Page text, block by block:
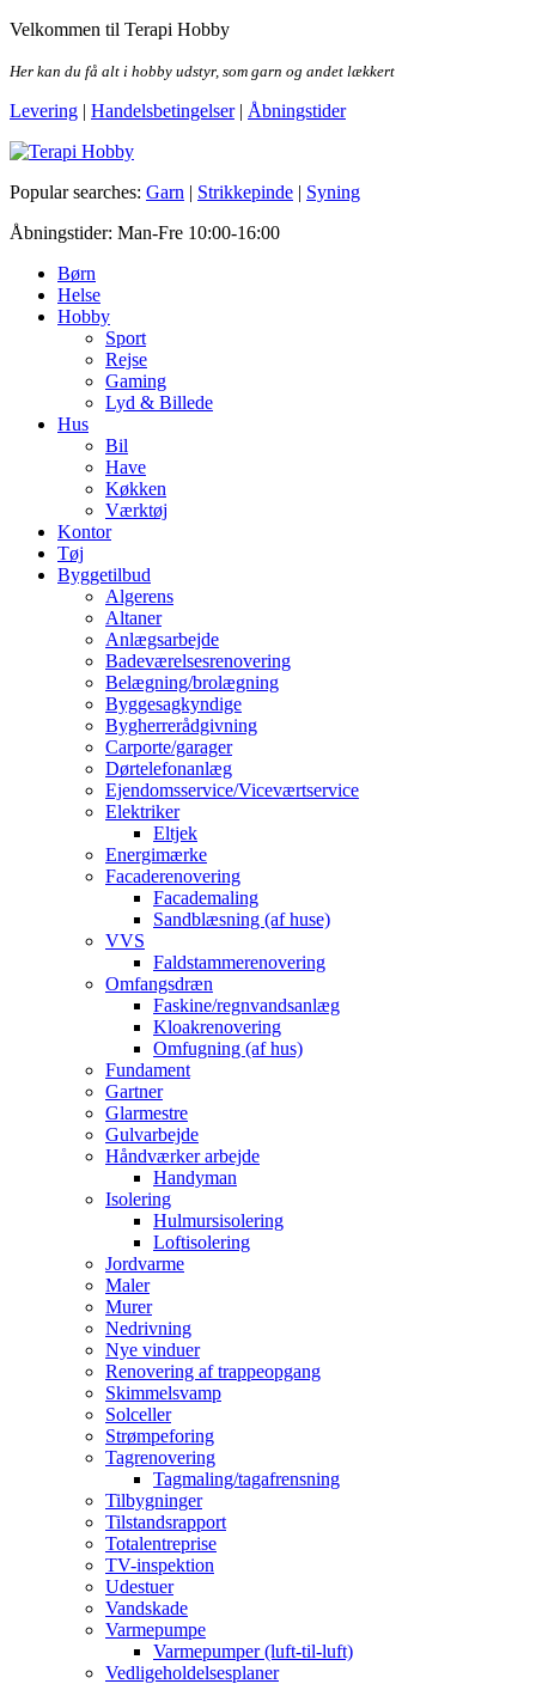
Skip
the
Velkommen til Terapi Hobby
Her kan du få alt i hobby udstyr, som garn og andet lækkert
Levering | Handelsbetingelser| Åbningstider
Terapi Hobby
Popular searches: Garn | Strikkepinde | Syning
Åbningstider: Man-Fre 10:00-16:00
Børn
Helse
Hobby
Sport
Rejse
Gaming
Lyd & Billede
Hus
Bil
Have
Køkken
Værktøj
Kontor
Tøj
Byggetilbud
Algerens
Altaner
Anlægsarbejde
Badeværelsesrenovering
Belægning/brolægning
Byggesagkyndige
Bygherrerådgivning
Carporte/garager
Dørtelefonanlæg
Ejendomsservice/Viceværtservice
Elektriker
Eltjek
Energimærke
Facaderenovering
Facademaling
Sandblæsning (af huse)
VVS
Faldstammerenovering
Omfangsdræn
Faskine/regnvandsanlæg
Kloakrenovering
Omfugning (af hus)
Fundament
Gartner
Glarmestre
Gulvarbejde
Håndværker arbejde
Handyman
Isolering
Hulmursisolering
Loftisolering
Jordvarme
Maler
Murer
Nedrivning
Nye vinduer
Renovering af trappeopgang
Skimmelsvamp
Solceller
Strømpeforing
Tagrenovering
Tagmaling/tagafrensning
Tilbygninger
Tilstandsrapport
Totalentreprise
TV-inspektion
Udestuer
Vandskade
Varmepumpe
Varmepumper (luft-til-luft)
Vedligeholdelsesplaner